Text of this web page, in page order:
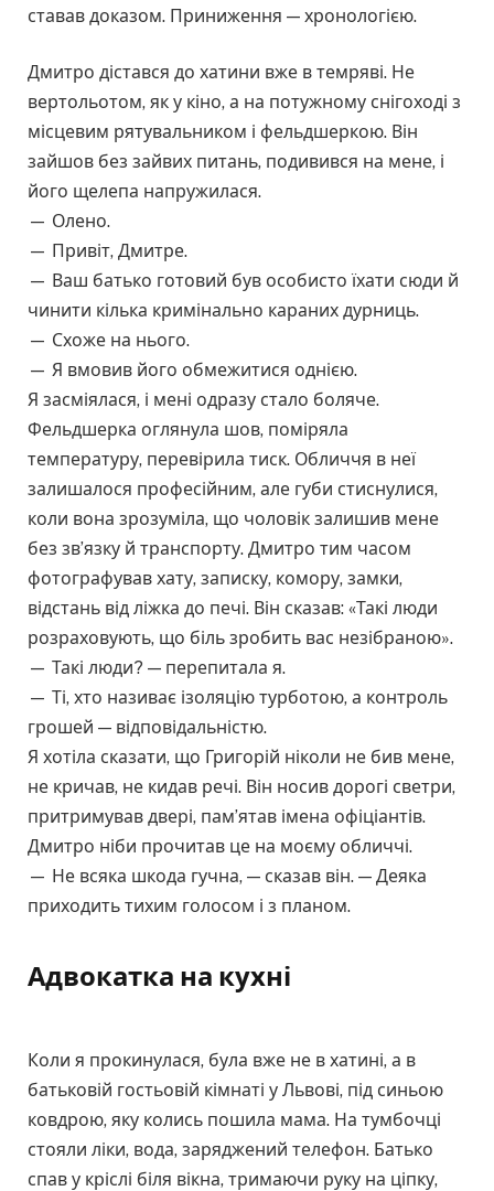
ставав доказом. Приниження — хронологією.
Дмитро дістався до хатини вже в темряві. Не
вертольотом, як у кіно, а на потужному снігоході з
місцевим рятувальником і фельдшеркою. Він
зайшов без зайвих питань, подивився на мене, і
його щелепа напружилася.
— Олено.
— Привіт, Дмитре.
— Ваш батько готовий був особисто їхати сюди й
чинити кілька кримінально караних дурниць.
— Схоже на нього.
— Я вмовив його обмежитися однією.
Я засміялася, і мені одразу стало боляче.
Фельдшерка оглянула шов, поміряла
температуру, перевірила тиск. Обличчя в неї
залишалося професійним, але губи стиснулися,
коли вона зрозуміла, що чоловік залишив мене
без зв’язку й транспорту. Дмитро тим часом
фотографував хату, записку, комору, замки,
відстань від ліжка до печі. Він сказав: «Такі люди
розраховують, що біль зробить вас незібраною».
— Такі люди? — перепитала я.
— Ті, хто називає ізоляцію турботою, а контроль
грошей — відповідальністю.
Я хотіла сказати, що Григорій ніколи не бив мене,
не кричав, не кидав речі. Він носив дорогі светри,
притримував двері, пам’ятав імена офіціантів.
Дмитро ніби прочитав це на моєму обличчі.
— Не всяка шкода гучна, — сказав він. — Деяка
приходить тихим голосом і з планом.
Адвокатка на кухні
Коли я прокинулася, була вже не в хатині, а в
батьковій гостьовій кімнаті у Львові, під синьою
ковдрою, яку колись пошила мама. На тумбочці
стояли ліки, вода, заряджений телефон. Батько
спав у кріслі біля вікна, тримаючи руку на ціпку,